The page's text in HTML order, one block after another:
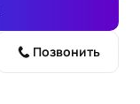
Позвонить